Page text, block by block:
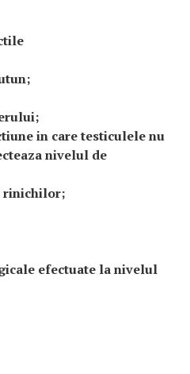
in care testiculele nu
nivelul de
rinichilor;
efectuate la nivelul